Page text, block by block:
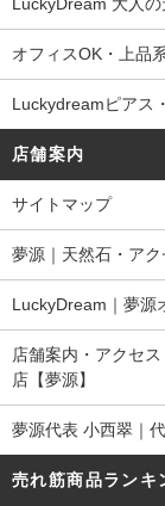
オフィスOK・上品
Luckydreamピアス
店舗案内
サイトマップ
夢源｜天然石・ア
LuckyDream｜夢源
店舗案内・アクセ
店【夢源】
夢源代表 小西翠｜
売れ筋商品ランキ